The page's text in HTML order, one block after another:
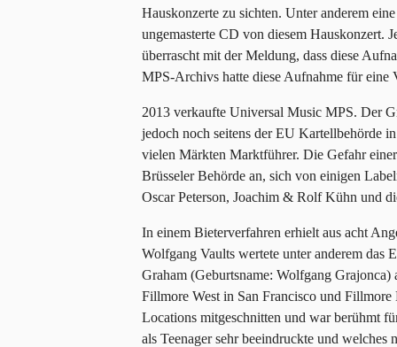
Hauskonzerte zu sichten. Unter anderem
ungemasterte CD von diesem Hauskonzert.
überrascht mit der Meldung, dass diese
MPS-Archivs hatte diese Aufnahme für
2013 verkaufte Universal Music MPS. Der
jedoch noch seitens der EU Kartellbehörde
vielen Märkten Marktführer. Die Gefahr
Brüsseler Behörde an, sich von einigen
Oscar Peterson, Joachim & Rolf Kühn und
In einem Bieterverfahren erhielt aus acht
Wolfgang Vaults wertete unter anderem das
Graham (Geburtsname: Wolfgang
Fillmore West in San Francisco und
Locations mitgeschnitten und war berühmt
als Teenager sehr beeindruckte und